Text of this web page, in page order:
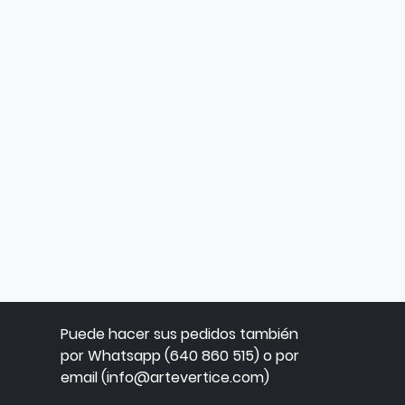
Puede hacer sus pedidos también
por Whatsapp (640 860 515) o por
email (info@artevertice.com)